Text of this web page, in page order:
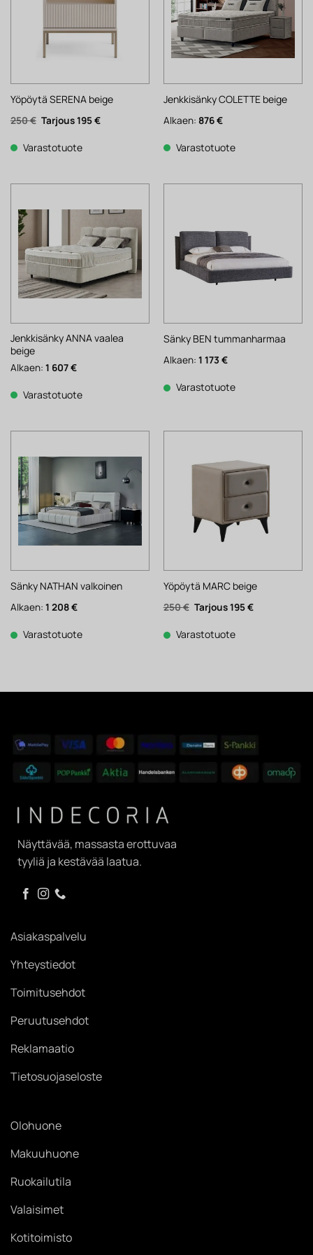
Yöpöytä SERENA beige
250€ Alkuperäinen
hinta
250 €.
195€Nykyinen
Varastotuote
Jenkkisänky COLETTE beige
Alkaen: 876€
Varastotuote
Jenkkisänky ANNA vaalea
beige
Alkaen: 1 607€
Varastotuote
Sänky BEN tummanharmaa
Alkaen: 1 173 €
Varastotuote
Sänky NATHAN valkoinen
Alkaen: 1 208€
Varastotuote
Yöpöytä MARC beige
250€ Alkuperäinen
hinta
250 €.
195€Nykyinen
Varastotuote
Näyttävää, massasta erottuvaa
tyyliä ja kestävää laatua.
Asiakaspalvelu
Yhteystiedot
Toimitusehdot
Peruutusehdot
Reklamaatio
Tietosuojaseloste
Olohuone
Makuuhuone
Ruokailutila
Valaisimet
Kotitoimisto